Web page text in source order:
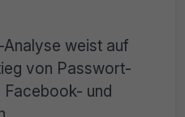
weist auf
von Passwort-
Facebook- und